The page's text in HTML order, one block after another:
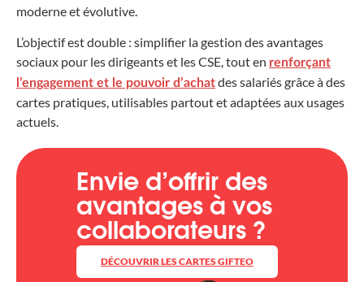
moderne et évolutive.
L’objectif est double : simplifier la gestion des avantages
sociaux pour les dirigeants et les CSE, tout en renforçant
l’engagement et le pouvoir d’achatdes salariés grâce à des
cartes pratiques, utilisables partout et adaptées aux usages
actuels.
Envie d’offrir des
avantages à vos
collaborateurs ?
DÉCOUVRIR LES CARTES GIFTEO